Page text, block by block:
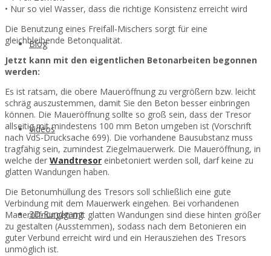
Blog
Videos
3D-Rundgang
• Nur so viel Wasser, dass die richtige Konsistenz erreicht wird
Die Benutzung eines Freifall-Mischers sorgt für eine
gleichbleibende Betonqualität.
Jetzt kann mit den eigentlichen Betonarbeiten begonnen
werden:
Es ist ratsam, die obere Maueröffnung zu vergrößern bzw. leicht
schräg auszustemmen, damit Sie den Beton besser einbringen
können. Die Maueröffnung sollte so groß sein, dass der Tresor
allseitig mit mindestens 100 mm Beton umgeben ist (Vorschrift
nach VdS-Drucksache 699). Die vorhandene Bausubstanz muss
tragfähig sein, zumindest Ziegelmauerwerk. Die Maueröffnung, in
welche der Wandtresor einbetoniert werden soll, darf keine zu
glatten Wandungen haben.
Die Betonumhüllung des Tresors soll schließlich eine gute
Verbindung mit dem Mauerwerk eingehen. Bei vorhandenen
Maueröffnungen mit glatten Wandungen sind diese hinten größer
zu gestalten (Ausstemmen), sodass nach dem Betonieren ein
guter Verbund erreicht wird und ein Herausziehen des Tresors
unmöglich ist.